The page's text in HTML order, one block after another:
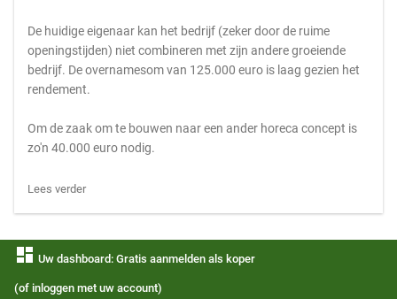
De huidige eigenaar kan het bedrijf (zeker door de ruime
openingstijden) niet combineren met zijn andere groeiende
bedrijf. De overnamesom van 125.000 euro is laag gezien het
rendement.
Om de zaak om te bouwen naar een ander horeca concept is
zo'n 40.000 euro nodig.
Lees verder
dashboard Uw dashboard: Gratis aanmelden als koper
(of inloggen met uw account)